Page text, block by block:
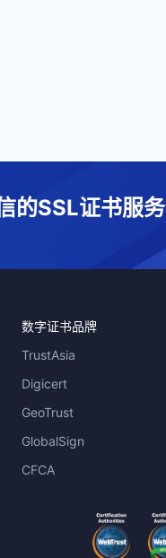
的SSL证书服务
数字证书品牌
TrustAsia
Digicert
GeoTrust
GlobalSign
CFCA